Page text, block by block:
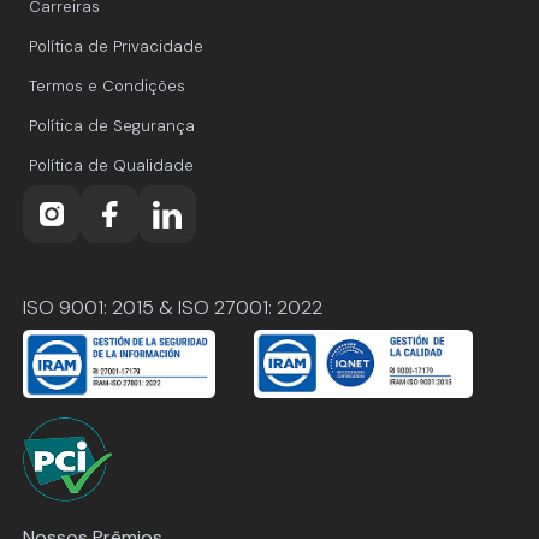
Carreiras
Política de Privacidade
Termos e Condições
Política de Segurança
Política de Qualidade
ISO 9001: 2015 & ISO 27001: 2022